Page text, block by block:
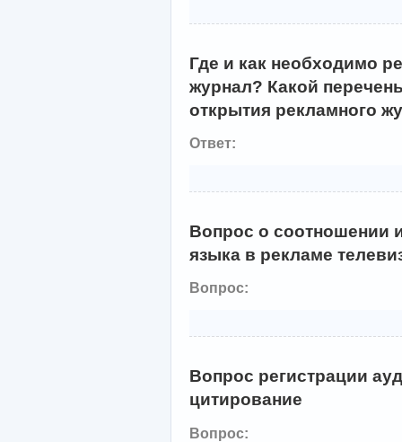
Где и как необходимо
журнал? Какой
открытия рекламного
Ответ:
Вопрос о соотношении
языка в рекламе
Вопрос:
Вопрос регистрации
цитирование
Вопрос: